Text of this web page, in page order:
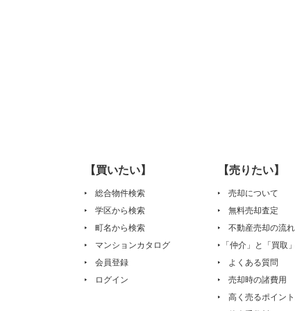
【買いたい】
総合物件検索
学区から検索
町名から検索
マンションカタログ
会員登録
ログイン
【売りたい】
売却について
無料売却査定
不動産売却の流れ
「仲介」と「買取
よくある質問
売却時の諸費用
高く売るポイン